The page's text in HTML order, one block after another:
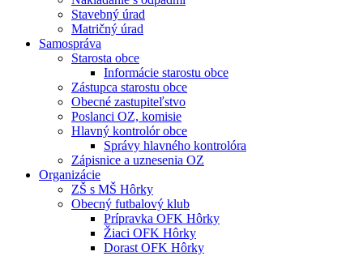
Stavebný úrad
Matričný úrad
Samospráva
Starosta obce
Informácie starostu obce
Zástupca starostu obce
Obecné zastupiteľstvo
Poslanci OZ, komisie
Hlavný kontrolór obce
Správy hlavného kontrolóra
Zápisnice a uznesenia OZ
Organizácie
ZŠ s MŠ Hôrky
Obecný futbalový klub
Prípravka OFK Hôrky
Žiaci OFK Hôrky
Dorast OFK Hôrky